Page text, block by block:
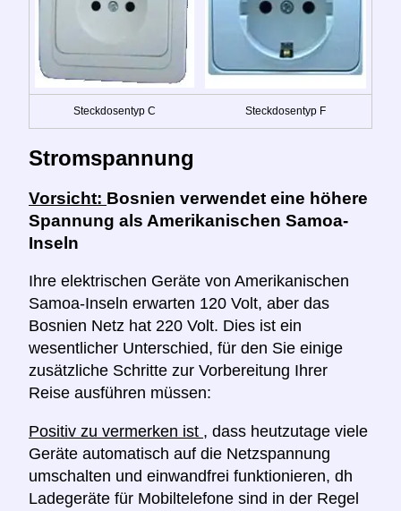
Steckdosentyp C Steckdosentyp F
Stromspannung
Vorsicht: Bosnien verwendet eine höhere
Spannung als Amerikanischen Samoa-
Inseln
Ihre elektrischen Geräte von Amerikanischen
Samoa-Inseln erwarten 120 Volt, aber das
Bosnien Netz hat 220 Volt. Dies ist ein
wesentlicher Unterschied, für den Sie einige
zusätzliche Schritte zur Vorbereitung Ihrer
Reise ausführen müssen:
Positiv zu vermerken ist , dass heutzutage viele
Geräte automatisch auf die Netzspannung
umschalten und einwandfrei funktionieren, dh
Ladegeräte für Mobiltelefone sind in der Regel